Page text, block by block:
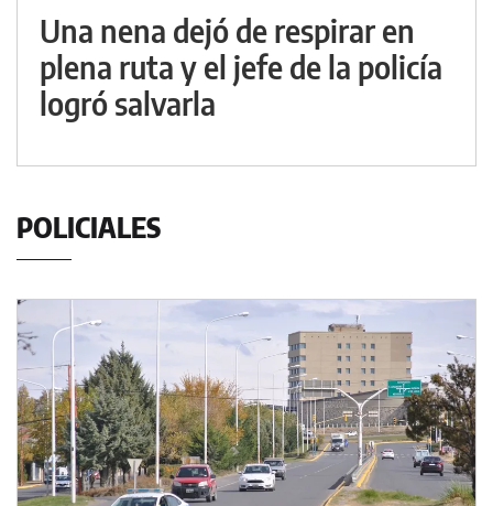
Una nena dejó de respirar en
plena ruta y el jefe de la policía
logró salvarla
POLICIALES